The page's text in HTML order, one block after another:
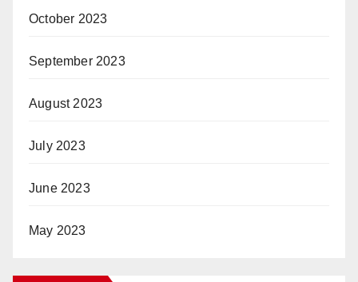
October 2023
September 2023
August 2023
July 2023
June 2023
May 2023